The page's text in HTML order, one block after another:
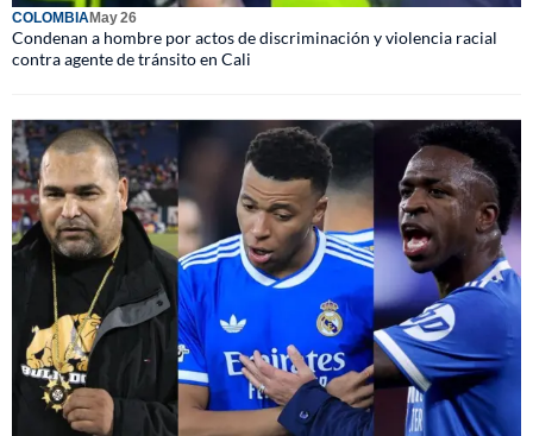
COLOMBIAMay 26
Condenan a hombre por actos de discriminación y violencia racial
contra agente de tránsito en Cali